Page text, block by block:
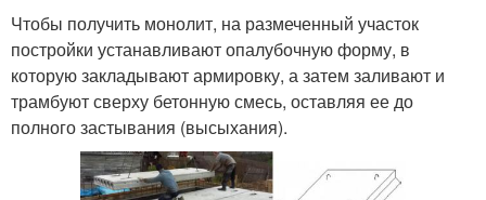
Чтобы получить монолит, на размеченный участок
постройки устанавливают опалубочную форму, в
которую закладывают армировку, а затем заливают и
трамбуют сверху бетонную смесь, оставляя ее до
полного застывания (высыхания).